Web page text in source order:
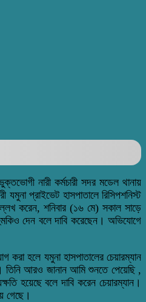
নারী কর্মচারী সদর মডেল থানায়
প্রাইভেট হাসপাতালে রিসিপশনিস্ট
করেন, শনিবার (১৬ মে) সকাল সাড়ে
দেন বলে দাবি করেছেন। অভিযোগে
হলে যমুনা হাসপাতালের চেয়ারম্যান
তিনি আরও জানান আমি শুনতে পেয়েছি ,
হয়েছে বলে দাবি করেন চেয়ারম্যান।
গেছে।